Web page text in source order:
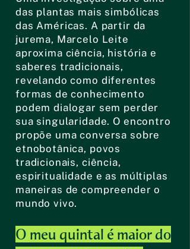
das plantas mais simbólicas
das Américas. A partir da
jurema, Marcelo Leite
aproxima ciência, história e
saberes tradicionais,
revelando como diferentes
formas de conhecimento
podem dialogar sem perder
sua singularidade. O encontro
propõe uma conversa sobre
etnobotânica, povos
tradicionais, ciência,
espiritualidade e as múltiplas
maneiras de compreender o
mundo vivo.
O meu quintal é maior do